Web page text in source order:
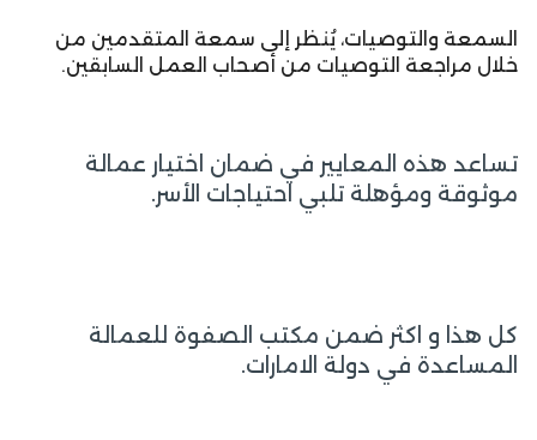
السمعة والتوصيات، يُنظر إلى سمعة المتقدمين من
خلال مراجعة التوصيات من أصحاب العمل السابقين.
تساعد هذه المعايير في ضمان اختيار عمالة
موثوقة ومؤهلة تلبي احتياجات الأسر.
كل هذا و اكثر ضمن مكتب الصفوة للعمالة
المساعدة في دولة الامارات.